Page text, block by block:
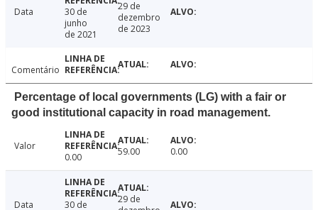
Data
30 de
junho
de 2021
29 de
dezembro
de 2023
Comentário
Percentage of local governments (LG) with a fair or
good institutional capacity in road management.
Valor
0.00
59.00 0.00
Data
30 de
29 de